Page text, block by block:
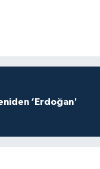
‘Erdoğan'